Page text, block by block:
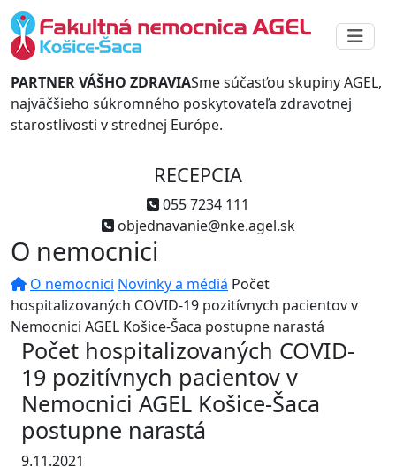
PARTNER VÁŠHO ZDRAVIASme súčasťou skupiny AGEL,
najväčšieho súkromného poskytovateľa zdravotnej
starostlivosti v strednej Európe.
RECEPCIA
055 7234 111
objednavanie@nke.agel.sk
O nemocnici
O nemocnici Novinky a médiá Počet
hospitalizovaných COVID-19 pozitívnych pacientov v
Nemocnici AGEL Košice-Šaca postupne narastá
Počet hospitalizovaných COVID-
19 pozitívnych pacientov v
Nemocnici AGEL Košice-Šaca
postupne narastá
9.11.2021